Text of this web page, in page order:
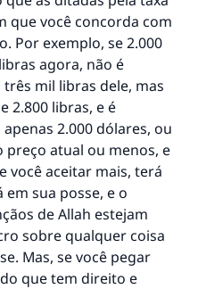
que você concorda com
Por exemplo, se 2.000
agora, não é
mil libras dele, mas
2.800 libras, e é
2.000 dólares, ou
preço atual ou menos, e
você aceitar mais, terá
sua posse, e o
de Allah estejam
sobre qualquer coisa
Mas, se você pegar
que tem direito e